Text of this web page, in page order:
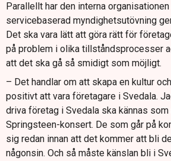
Parallellt har den interna
servicebaserad myndighetsutövning
Det ska vara lätt att göra rätt för
på problem i olika tillståndsprocesser
att det ska gå så smidigt som möjligt.
– Det handlar om att skapa en kultur
positivt att vara företagare i Svedala.
driva företag i Svedala ska kännas som
Springsteen-konsert. De som går på
sig redan innan att det kommer att bli
någonsin. Och så måste känslan bli i